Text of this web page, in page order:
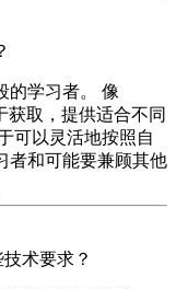
的学习者。 像
获取，提供适合不同
可以灵活地按照自
者和可能要兼顾其他
术要求？